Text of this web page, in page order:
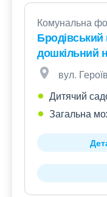
Комунальна
дошкільний
вул.
Дитячий
Загальна